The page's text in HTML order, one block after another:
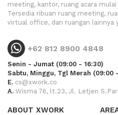
meeting, kantor, ruang acara
Tersedia ribuan ruang meeting,
virtual office, dan ruangan lainnya
+62 812 8900 4848
Senin - Jumat (09:00 - 16:30)
Sabtu, Minggu, Tgl Merah (09:00
E. cs@xwork.co
A. Wisma 76, lt.23, Jl. Letjen
ABOUT XWORK